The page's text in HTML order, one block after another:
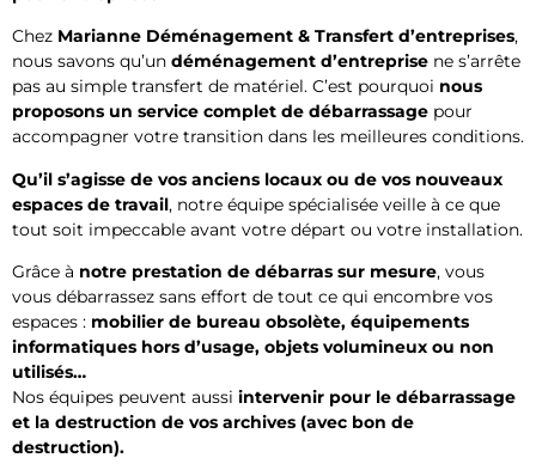
Chez Marianne Déménagement & Transfert d’entreprises,
nous savons qu’un déménagement d’entreprise ne s’arrête
pas au simple transfert de matériel. C’est pourquoi nous
proposons un service complet de débarrassage pour
accompagner votre transition dans les meilleures conditions.
Qu’il s’agisse de vos anciens locaux ou de vos nouveaux
espaces de travail, notre équipe spécialisée veille à ce que
tout soit impeccable avant votre départ ou votre installation.
Grâce à notre prestation de débarras sur mesure, vous
vous débarrassez sans effort de tout ce qui encombre vos
espaces : mobilier de bureau obsolète, équipements
informatiques hors d’usage, objets volumineux ou non
utilisés…
Nos équipes peuvent aussi intervenir pour le débarrassage
et la destruction de vos archives (avec bon de
destruction).